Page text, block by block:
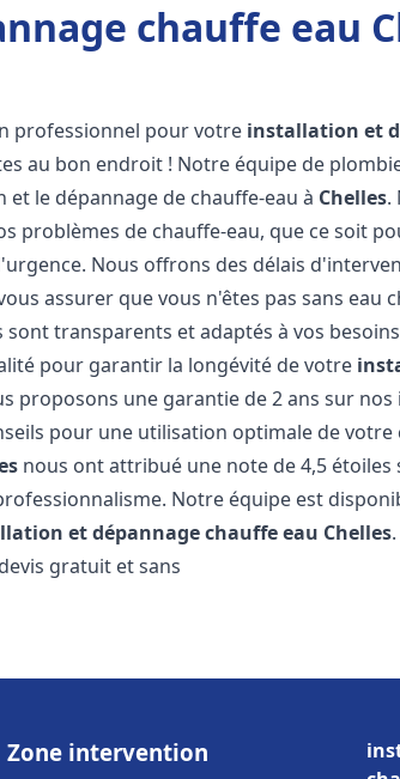
chauffe eau
professionnel pour votre installation et
au bon endroit ! Notre équipe de
et le dépannage de chauffe-eau à Chelles.
problèmes de chauffe-eau, que ce soit
Nous offrons des délais
assurer que vous n'êtes pas sans eau
transparents et adaptés à vos
pour garantir la longévité de votre
proposons une garantie de 2 ans sur
pour une utilisation optimale de votre
nous ont attribué une note de 4,5
Notre équipe est
et dépannage chauffe eau Chelles
gratuit et sans
Zone intervention